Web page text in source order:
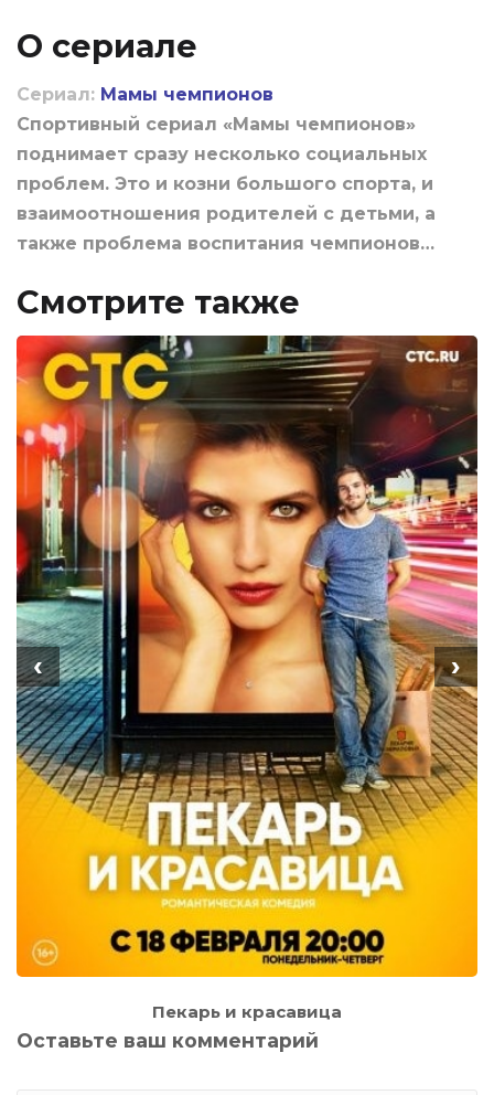
О сериале
Сериал: Мамы чемпионов
Спортивный сериал «Мамы чемпионов»
поднимает сразу несколько социальных
проблем. Это и козни большого спорта, и
взаимоотношения родителей с детьми, а
также проблема воспитания чемпионов…
Смотрите также
Пекарь и красавица
‹ ›
Оставьте ваш комментарий